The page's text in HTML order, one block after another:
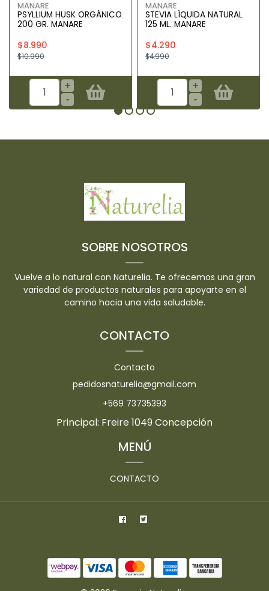
MANARE
PSYLLIUM HUSK ORGÁNICO
200 GR. MANARE
$8.990
$10.990
+
-
MANARE
STEVIA LÍQUIDA NATURAL
125 ML. MANARE
$4.290
$4.990
+
-
SOBRE NOSOTROS
Vuelve a lo natural con Naturelia. Te ofrecemos una gran
variedad de productos naturales para apoyarte en el
camino hacia una vida saludable.
CONTACTO
Contacto
pedidosnaturelia@gmail.com
+569 73735393
Principal: Freire 1049 Concepción
MENÚ
CONTACTO